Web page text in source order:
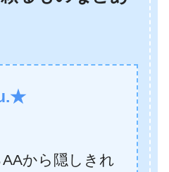
から隠しきれ